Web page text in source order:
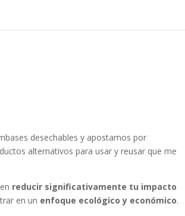
desechables y apostamos por
alternativos para usar y reusar que me
reducir significativamente tu impacto
en un enfoque ecológico y económico.